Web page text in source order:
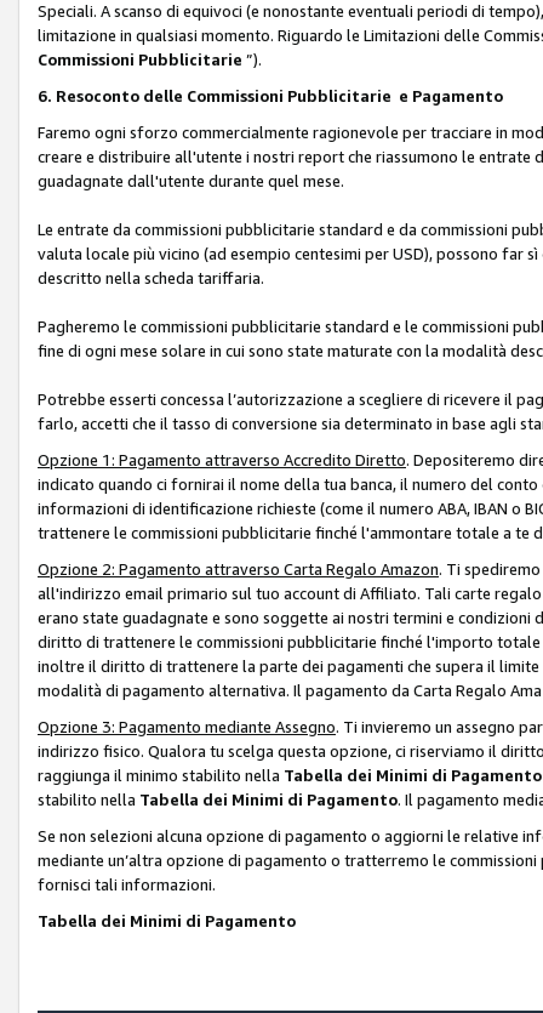
Speciali. A scanso di equivoci (e nonostante eventuali periodi di
limitazione in qualsiasi momento. Riguardo le Limitazioni delle
Commissioni Pubblicitarie ”).
6. Resoconto delle Commissioni Pubblicitarie e Pagamento
Faremo ogni sforzo commercialmente ragionevole per tracciare in
creare e distribuire all'utente i nostri report che riassumono le
guadagnate dall'utente durante quel mese.
Le entrate da commissioni pubblicitarie standard e da commissioni
valuta locale più vicino (ad esempio centesimi per USD), possono far
descritto nella scheda tariffaria.
Pagheremo le commissioni pubblicitarie standard e le commissioni
fine di ogni mese solare in cui sono state maturate con la modalità
Potrebbe esserti concessa l’autorizzazione a scegliere di ricevere il
farlo, accetti che il tasso di conversione sia determinato in base agli
Opzione 1: Pagamento attraverso Accredito Diretto. Depositeremo
indicato quando ci fornirai il nome della tua banca, il numero del
informazioni di identificazione richieste (come il numero ABA, IBAN o
trattenere le commissioni pubblicitarie finché l'ammontare totale a
Opzione 2: Pagamento attraverso Carta Regalo Amazon. Ti
all'indirizzo email primario sul tuo account di Affiliato. Tali carte
erano state guadagnate e sono soggette ai nostri termini e
diritto di trattenere le commissioni pubblicitarie finché l'importo
inoltre il diritto di trattenere la parte dei pagamenti che supera il
modalità di pagamento alternativa. Il pagamento da Carta Regalo
Opzione 3: Pagamento mediante Assegno. Ti invieremo un assegno
indirizzo fisico. Qualora tu scelga questa opzione, ci riserviamo il
raggiunga il minimo stabilito nella Tabella dei Minimi di Pagamento
stabilito nella Tabella dei Minimi di Pagamento. Il pagamento
Se non selezioni alcuna opzione di pagamento o aggiorni le relative
mediante un’altra opzione di pagamento o tratterremo le
fornisci tali informazioni.
Tabella dei Minimi di Pagamento